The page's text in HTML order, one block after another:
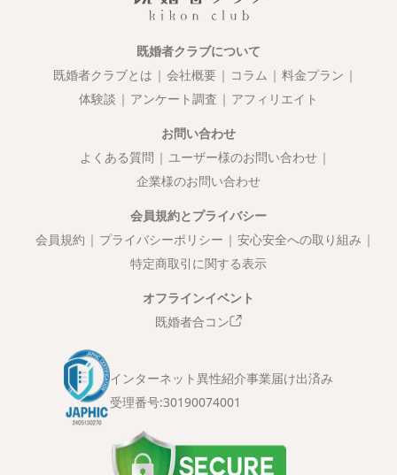
既婚者クラブについて
既婚者クラブとは
会社概要 コラム
料金プラン
体験談
アンケート調査 アフィリエイト
お問い合わせ
よくある質問
ユーザー様のお問い合わせ
企業様のお問い合わせ
会員規約とプライバシー
会員規約
プライバシーポリシー
安心安全への取り組み
特定商取引に関する表示
オフラインイベント
既婚者合コン
インターネット異性紹介事業届け出済み
受理番号:30190074001